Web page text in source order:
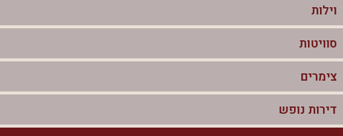
וילות
וילות בצפון
וילות להשכרה
וילות למסיבת רווקים
סוויטות
סוויטות בצפון
צימרים לזוגות עם בריכה פרטית
צימרים
צימרים בצפון
דירות נופש